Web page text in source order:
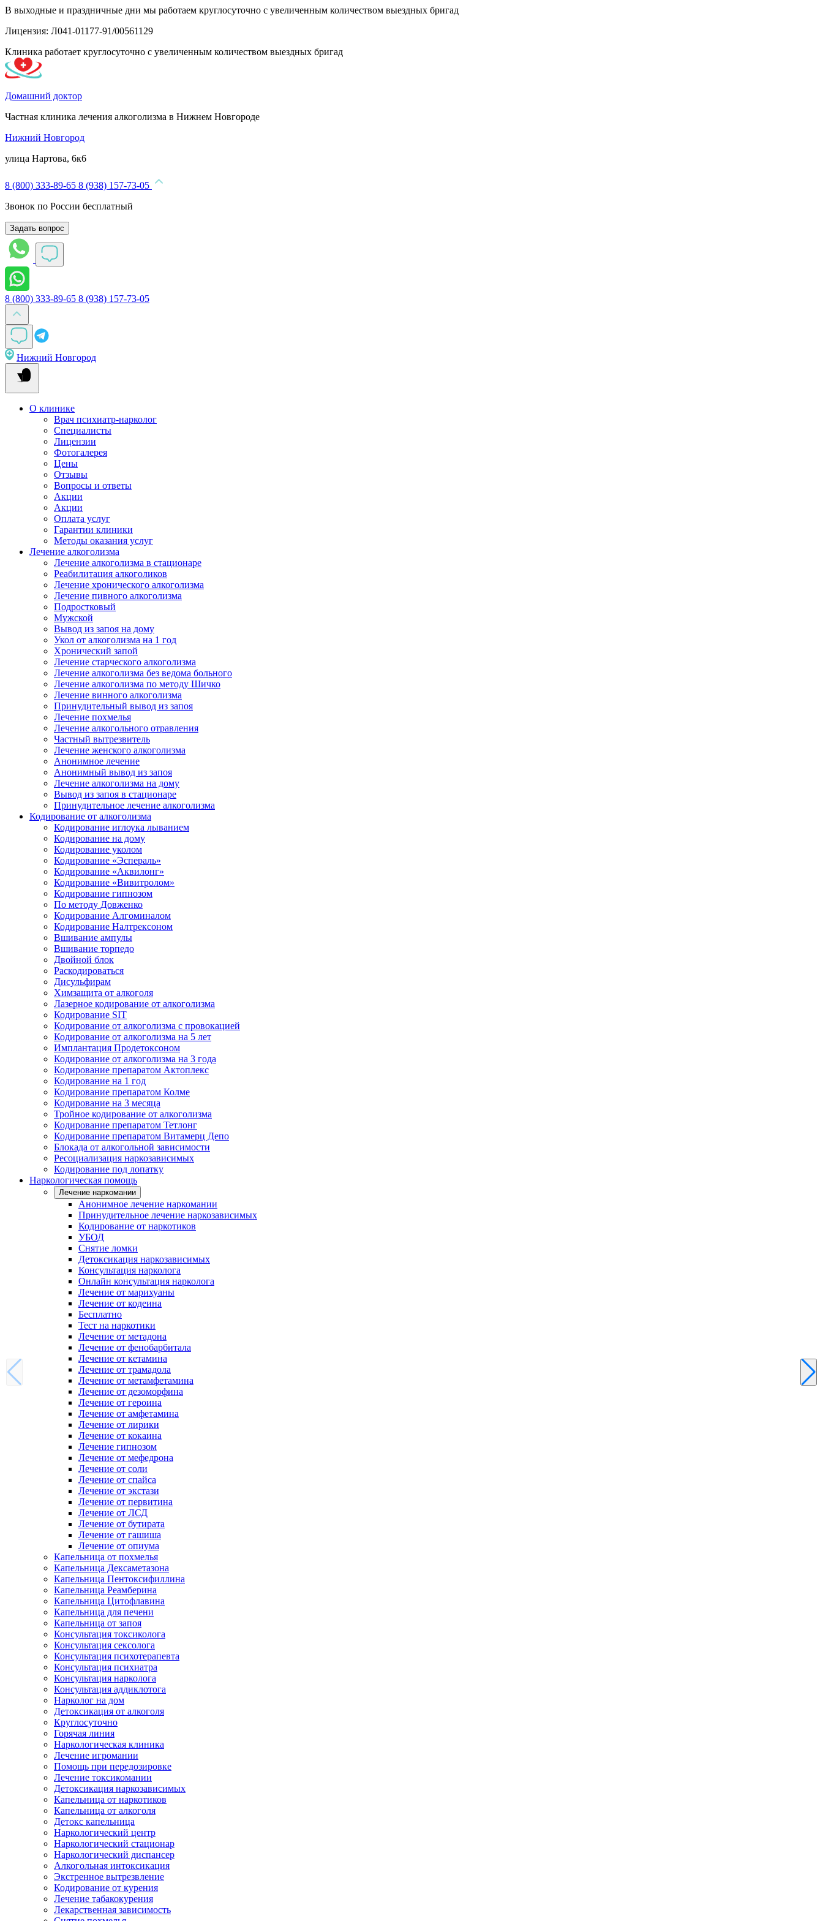
В выходные и праздничные дни мы работаем круглосуточно с увеличенным количеством выездных бригад
Лицензия: Л041-01177-91/00561129
Клиника работает круглосуточно с увеличенным количеством выездных бригад
Домашний доктор
Частная клиника лечения алкоголизма в Нижнем Новгороде
Нижний Новгород
улица Нартова, 6к6
8 (800) 333-89-65 8 (938) 157-73-05
Звонок по России бесплатный
Задать вопрос
8 (800) 333-89-65 8 (938) 157-73-05
Нижний Новгород
О клинике
Врач психиатр-нарколог
Специалисты
Лицензии
Фотогалерея
Цены
Отзывы
Вопросы и ответы
Акции
Акции
Оплата услуг
Гарантии клиники
Методы оказания услуг
Лечение алкоголизма
Лечение алкоголизма в стационаре
Реабилитация алкоголиков
Лечение хронического алкоголизма
Лечение пивного алкоголизма
Подростковый
Мужской
Вывод из запоя на дому
Укол от алкоголизма на 1 год
Хронический запой
Лечение старческого алкоголизма
Лечение алкоголизма без ведома больного
Лечение алкоголизма по методу Шичко
Лечение винного алкоголизма
Принудительный вывод из запоя
Лечение похмелья
Лечение алкогольного отравления
Частный вытрезвитель
Лечение женского алкоголизма
Анонимное лечение
Анонимный вывод из запоя
Лечение алкоголизма на дому
Вывод из запоя в стационаре
Принудительное лечение алкоголизма
Кодирование от алкоголизма
Кодирование иглоука лыванием
Кодирование на дому
Кодирование уколом
Кодирование «Эспераль»
Кодирование «Аквилонг»
Кодирование «Вивитролом»
Кодирование гипнозом
По методу Довженко
Кодирование Алгоминалом
Кодирование Налтрексоном
Вшивание ампулы
Вшивание торпедо
Двойной блок
Раскодироваться
Дисульфирам
Химзащита от алкоголя
Лазерное кодирование от алкоголизма
Кодирование SIT
Кодирование от алкоголизма с провокацией
Кодирование от алкоголизма на 5 лет
Имплантация Продетоксоном
Кодирование от алкоголизма на 3 года
Кодирование препаратом Актоплекс
Кодирование на 1 год
Кодирование препаратом Колме
Кодирование на 3 месяца
Тройное кодирование от алкоголизма
Кодирование препаратом Тетлонг
Кодирование препаратом Витамерц Депо
Блокада от алкогольной зависимости
Ресоциализация наркозависимых
Кодирование под лопатку
Наркологическая помощь
Лечение наркомании
Анонимное лечение наркомании
Принудительное лечение наркозависимых
Кодирование от наркотиков
УБОД
Снятие ломки
Детоксикация наркозависимых
Консультация нарколога
Онлайн консультация нарколога
Лечение от марихуаны
Лечение от кодеина
Бесплатно
Тест на наркотики
Лечение от метадона
Лечение от фенобарбитала
Лечение от кетамина
Лечение от трамадола
Лечение от метамфетамина
Лечение от дезоморфина
Лечение от героина
Лечение от амфетамина
Лечение от лирики
Лечение от кокаина
Лечение гипнозом
Лечение от мефедрона
Лечение от соли
Лечение от спайса
Лечение от экстази
Лечение от первитина
Лечение от ЛСД
Лечение от бутирата
Лечение от гашиша
Лечение от опиума
Капельница от похмелья
Капельница Дексаметазона
Капельница Пентоксифиллина
Капельница Реамберина
Капельница Цитофлавина
Капельница для печени
Капельница от запоя
Консультация токсиколога
Консультация сексолога
Консультация психотерапевта
Консультация психиатра
Консультация нарколога
Консультация аддиклотога
Нарколог на дом
Детоксикация от алкоголя
Круглосуточно
Горячая линия
Наркологическая клиника
Лечение игромании
Помощь при передозировке
Лечение токсикомании
Детоксикация наркозависимых
Капельница от наркотиков
Капельница от алкоголя
Детокс капельница
Наркологический центр
Наркологический стационар
Наркологический диспансер
Алкогольная интоксикация
Экстренное вытрезвление
Кодирование от курения
Лечение табакокурения
Лекарственная зависимость